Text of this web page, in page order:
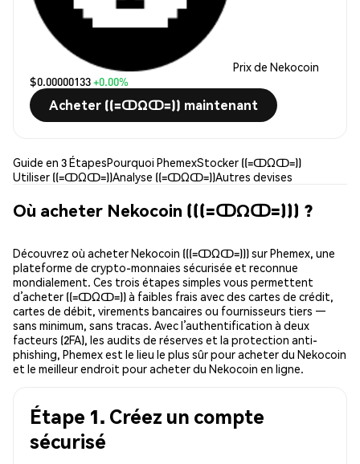
Prix de Nekocoin
$0.00000133+0.00%
Acheter ((=ↀΩↀ=)) maintenant
Guide en 3 ÉtapesPourquoi PhemexStocker ((=ↀΩↀ=))
Utiliser ((=ↀΩↀ=))Analyse ((=ↀΩↀ=))Autres devises
Où acheter Nekocoin (((=ↀΩↀ=))) ?
Découvrez où acheter Nekocoin (((=ↀΩↀ=))) sur Phemex, une
plateforme de crypto-monnaies sécurisée et reconnue
mondialement. Ces trois étapes simples vous permettent
d’acheter ((=ↀΩↀ=)) à faibles frais avec des cartes de crédit,
cartes de débit, virements bancaires ou fournisseurs tiers —
sans minimum, sans tracas. Avec l’authentification à deux
facteurs (2FA), les audits de réserves et la protection anti-
phishing, Phemex est le lieu le plus sûr pour acheter du Nekocoin
et le meilleur endroit pour acheter du Nekocoin en ligne.
Étape 1. Créez un compte
sécurisé